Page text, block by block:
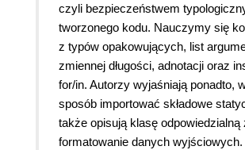
czyli bezpieczeństwem
tworzonego kodu. Nauczymy się
z typów opakowujących, list
zmiennej długości, adnotacji oraz
for/in. Autorzy wyjaśniają ponadto,
sposób importować składowe
także opisują klasę odpowiedzialną
formatowanie danych